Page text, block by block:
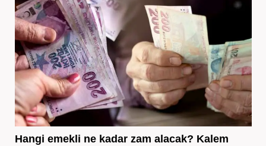
Hangi emekli ne kadar zam alacak? Kalem